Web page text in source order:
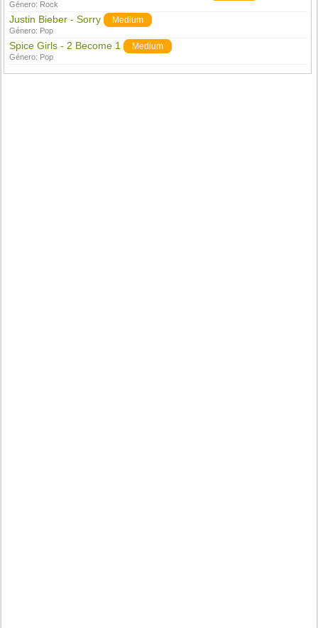
Género: Rock
Justin Bieber - Sorry Medium
Género: Pop
Spice Girls - 2 Become 1 Medium
Género: Pop